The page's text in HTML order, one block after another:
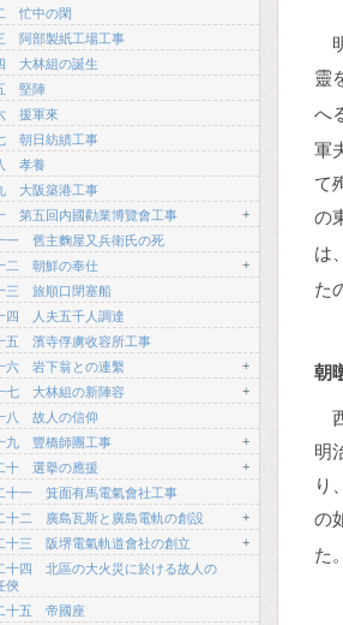
忙中の閑
阿部製紙工場工事
大林組の誕生
堅陣
援軍來
朝日紡績工事
孝養
大阪築港工事
第五回内國勸業博覽會工事
+
一 舊主麴屋又兵衛氏の死
二 朝鮮の奉仕
+
三 旅順口閉塞船
四 人夫五千人調達
五 濱寺俘虜收容所工事
六 岩下翁との連繫
+
七 大林組の新陣容
+
八 故人の信仰
九 豐橋師團工事
+
十 選擧の應援
+
十一 箕面有馬電氣會社工事
十二 廣島瓦斯と廣島電軌の創設
+
十三 阪堺電氣軌道會社の創立
+
十四 北區の大火災に於ける故人の
俠
十五 帝國座
靈
へ
軍
て
の
は
た
朝
明
り
の
た